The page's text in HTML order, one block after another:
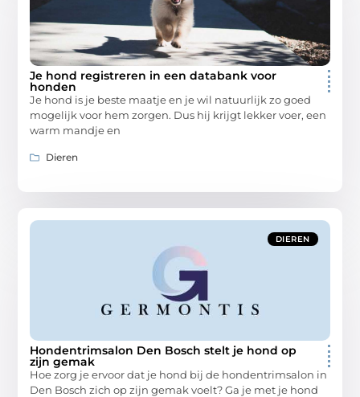
Je hond registreren in een databank voor
honden
Je hond is je beste maatje en je wil natuurlijk zo goed
mogelijk voor hem zorgen. Dus hij krijgt lekker voer, een
warm mandje en
Dieren
DIEREN
Hondentrimsalon Den Bosch stelt je hond op
zijn gemak
Hoe zorg je ervoor dat je hond bij de hondentrimsalon in
Den Bosch zich op zijn gemak voelt? Ga je met je hond